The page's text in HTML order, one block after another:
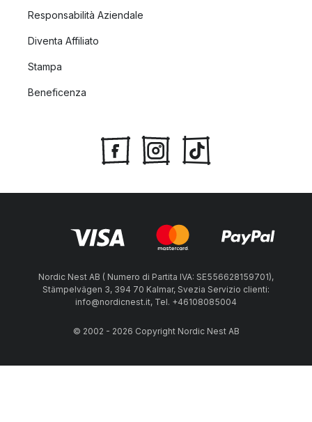
Responsabilità Aziendale
Diventa Affiliato
Stampa
Beneficenza
Nordic Nest AB ( Numero di Partita IVA: SE556628159701),
Stämpelvägen 3, 394 70 Kalmar, Svezia Servizio clienti:
info@nordicnest.it, Tel. +46108085004
© 2002 - 2026 Copyright Nordic Nest AB